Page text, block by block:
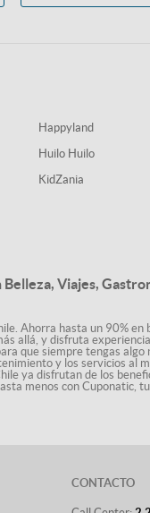
Happyland
Huilo Huilo
KidZania
Viajes,
Ahorra hasta un 90%
allá, y disfruta
que siempre tengas
y los servicios al
ya disfrutan de los
menos con Cuponatic,
CONTACTO